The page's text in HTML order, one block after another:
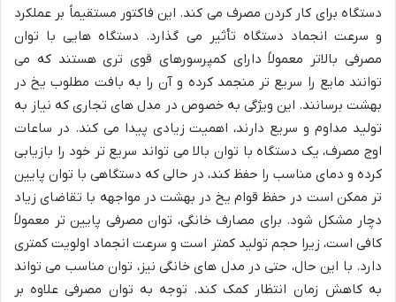
دستگاه برای کار کردن مصرف می کند. این فاکتور مستقیماً بر عملکرد
و سرعت انجماد دستگاه تأثیر می گذارد. دستگاه هایی با توان
مصرفی بالاتر معمولاً دارای کمپرسورهای قوی تری هستند که می
توانند مایع را سریع تر منجمد کرده و آن را به بافت مطلوب یخ در
بهشت برسانند. این ویژگی به خصوص در مدل های تجاری که نیاز به
تولید مداوم و سریع دارند، اهمیت زیادی پیدا می کند. در ساعات
اوج مصرف، یک دستگاه با توان بالا می تواند سریع تر خود را بازیابی
کرده و دمای مناسب را حفظ کند، در حالی که دستگاهی با توان پایین
تر ممکن است در حفظ قوام یخ در بهشت در مواجهه با تقاضای زیاد
دچار مشکل شود. برای مصارف خانگی، توان مصرفی پایین تر معمولاً
کافی است، زیرا حجم تولید کمتر است و سرعت انجماد اولویت کمتری
دارد. با این حال، حتی در مدل های خانگی نیز، توان مناسب می تواند
به کاهش زمان انتظار کمک کند. توجه به توان مصرفی علاوه بر